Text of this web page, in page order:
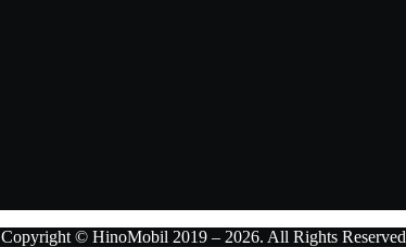
Copyright © HinoMobil 2019 – 2026. All Rights Reserved